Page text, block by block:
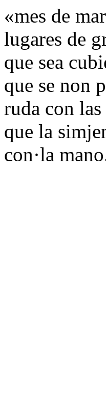
«mes de
lugares de
que sea
que se non
ruda con
que la
con·la